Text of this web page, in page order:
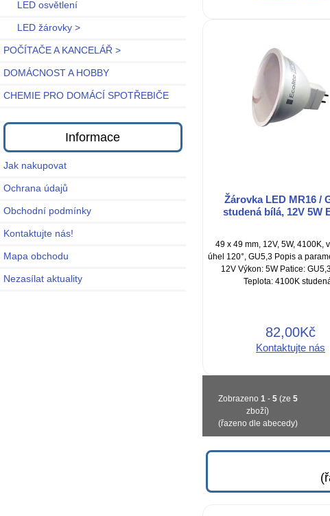
LED osvětlení
LED žárovky >
POČÍTAČE A KANCELÁŘ >
DOMÁCNOST A HOBBY
CHEMIE PRO DOMÁCÍ SPOTŘEBIČE
Informace
Jak nakupovat
Ochrana údajů
Obchodní podmínky
Kontaktujte nás!
Mapa obchodu
Nezasílat aktuality
Žárovka LED MR16 /
studená bílá, 12V 5W
49 x 49 mm, 12V, 5W, 4100K,
úhel 120°, GU5,3 Popis a
12V Výkon: 5W Patice:
Teplota: 4100K
82,00Kč
Kontaktujte nás
Zobrazeno 1- 5(ze 5
zboží)
(řazeno dle abecedy)